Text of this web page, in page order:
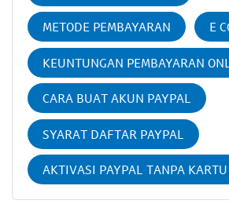
METODE PEMBAYARAN E
KEUNTUNGAN PEMBAYARAN
CARA BUAT AKUN PAYPAL
SYARAT DAFTAR PAYPAL
AKTIVASI PAYPAL TANPA